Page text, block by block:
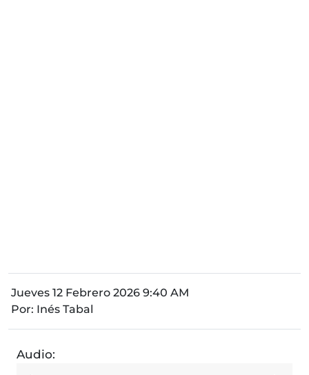
Jueves 12 Febrero 2026 9:40 AM
Por: Inés Tabal
Audio: